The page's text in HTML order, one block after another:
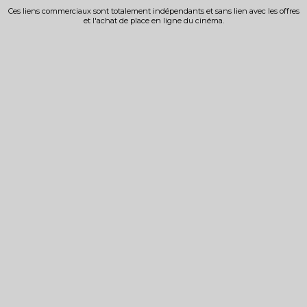
Ces liens commerciaux sont totalement indépendants et sans lien avec les offres
et l'achat de place en ligne du cinéma.